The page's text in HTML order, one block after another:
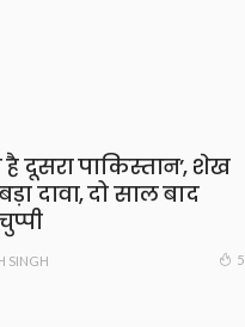
है दूसरा पाकिस्तान’, शेख
दावा, दो साल बाद
SINGH 5